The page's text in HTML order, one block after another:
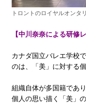
トロントのロイヤルオンタ
【中川奈奈による研修
カナダ国立バレエ学校
のは、「美」に対する
組織自体が多国籍であ
個人の思い描く「美」